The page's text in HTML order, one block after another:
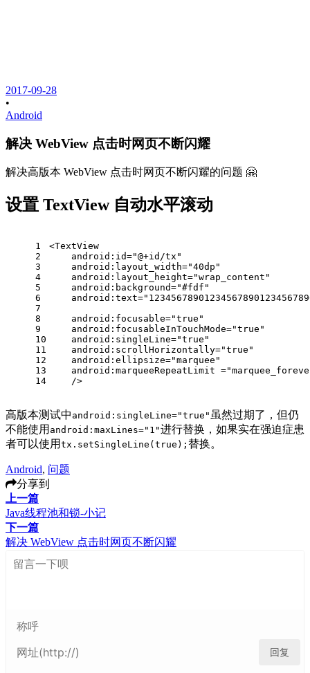
2017-09-28
•
Android
解决 WebView 点击时网页不断闪耀
解决高版本 WebView 点击时网页不断闪耀的问题 🤗
设置 TextView 自动水平滚动
1
2
3
4
5
6
7
8
9
10
11
12
13
14
<TextView
android:id="@+id/tx"
android:layout_width="40dp"
android:layout_height="wrap_content"
android:background="#fdf"
android:text=
android:focusable="true"
android:focusableInTouchMode="true"
android:singleLine="true"
android:scrollHorizontally="true"
android:ellipsize="marquee"
android:marqueeRepeatLimit =
    />
高版本测试中 android:singleLine="true" 虽然过期了，但仍
不能使用 android:maxLines="1"进行替换，如果实在强迫症患
者可以使用 tx.setSingleLine(true); 替换。
Android, 问题
分享到
上一篇
Java线程池和锁-小记
下一篇
解决 WebView 点击时网页不断闪耀
回复